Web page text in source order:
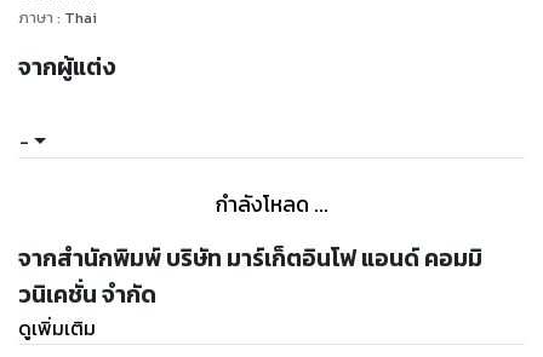
ภาษา : Thai
จากผู้แต่ง
-
กำลังโหลด ...
จากสำนักพิมพ์ บริษัท มาร์เก็ตอินโฟ แอนด์ คอมมิ
วนิเคชั่น จำกัด
ดูเพิ่มเติม